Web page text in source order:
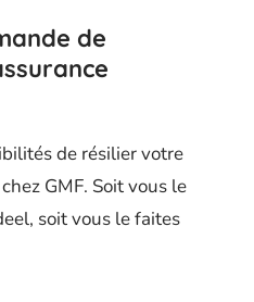
de
de résilier votre
GMF. Soit vous le
soit vous le faites